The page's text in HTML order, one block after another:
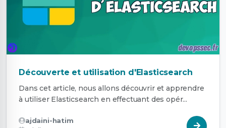
Découverte et utilisation d'Elasticsearch
Dans cet article, nous allons découvrir et apprendre
à utiliser Elasticsearch en effectuant des opér...
ajdaini-hatim